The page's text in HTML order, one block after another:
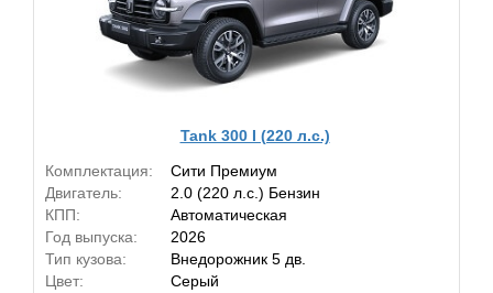
Tank 300 I (220 л.с.)
Комплектация:
Сити Премиум
Двигатель:
2.0 (220 л.с.) Бензин
КПП:
Автоматическая
Год выпуска:
2026
Тип кузова:
Внедорожник 5 дв.
Цвет:
Серый